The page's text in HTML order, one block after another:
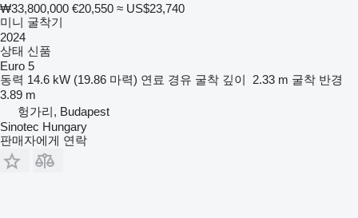
₩33,800,000 €20,550 ≈ US$23,740
미니 굴착기
2024
상태 신품
Euro 5
동력 14.6 kW (19.86 마력) 연료 경유 굴착 깊이 2.33 m 굴착 반경
3.89 m
헝가리, Budapest
Sinotec Hungary
판매자에게 연락